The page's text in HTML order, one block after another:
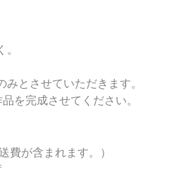
とさせていただきます。
を完成させてください。
が含まれます。）